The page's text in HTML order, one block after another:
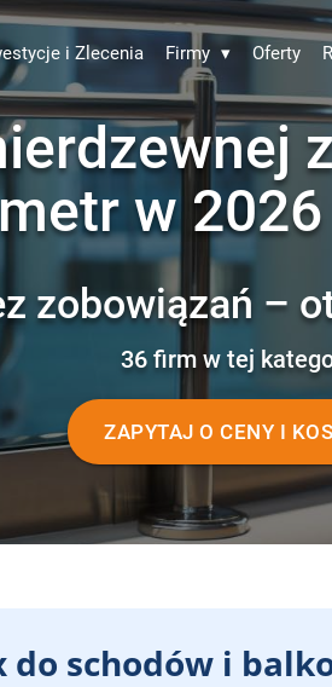
i Zlecenia Firmy ▾ Oferty
w
zobowiązań –
36 firm w tej
ZAPYTAJ O CENY I
schodów i